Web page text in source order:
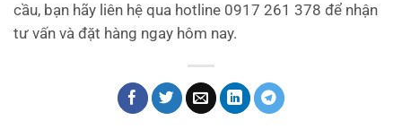
cầu, bạn hãy liên hệ qua hotline 0917 261 378 để nhận
tư vấn và đặt hàng ngay hôm nay.